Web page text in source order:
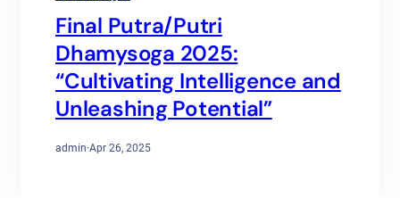
Final Putra/Putri
Dhamysoga 2025:
“Cultivating Intelligence and
Unleashing Potential”
admin·Apr 26, 2025